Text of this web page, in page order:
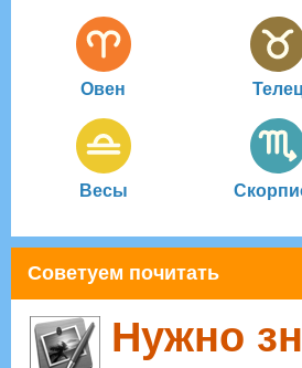
Овен
Весы
Советуем почитать
Нужно